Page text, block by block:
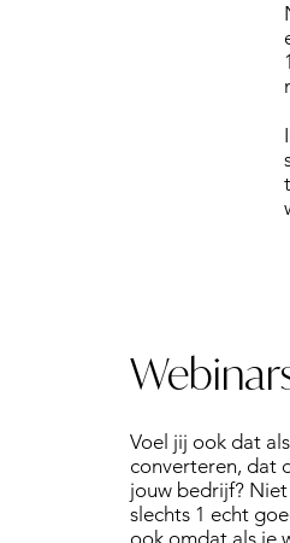
Voel jij ook dat
converteren, dat
jouw bedrijf?
slechts 1 echt
ook omdat als je